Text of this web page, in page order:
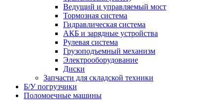
Ведущий и управляемый мост
Тормозная система
Гидравлическая система
АКБ и зарядные устройства
Рулевая система
Грузоподъемный механизм
Электрооборудование
Диски
Запчасти для складской техники
Б/У погрузчики
Поломоечные машины